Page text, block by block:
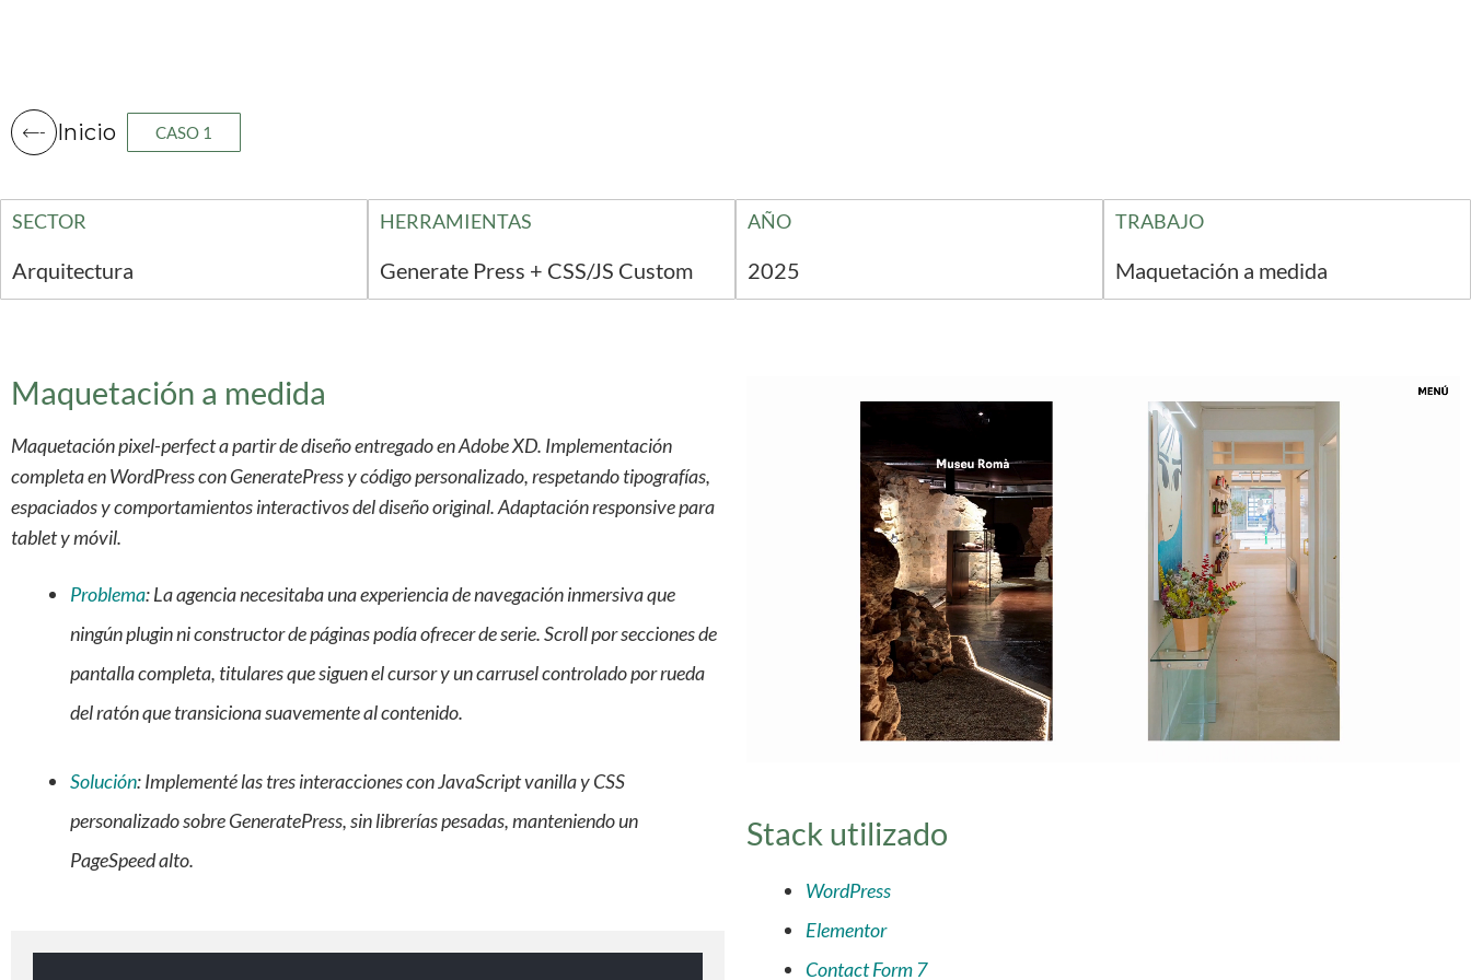
Inicio CASO 1
SECTOR
Arquitectura
HERRAMIENTAS
Generate Press + CSS/JS Custom
AÑO
2025
TRABAJO
Maquetación a medida
Maquetación a medida
Maquetación pixel-perfect a partir de diseño entregado en Adobe XD. Implementación
completa en WordPress con GeneratePress y código personalizado, respetando tipografías,
espaciados y comportamientos interactivos del diseño original. Adaptación responsive para
tablet y móvil.
Problema:La agencia necesitaba una experiencia de navegación inmersiva que
ningún plugin ni constructor de páginas podía ofrecer de serie. Scroll por secciones de
pantalla completa, titulares que siguen el cursor y un carrusel controlado por rueda
del ratón que transiciona suavemente al contenido.
Solución:Implementé las tres interacciones con JavaScript vanilla y CSS
personalizado sobre GeneratePress, sin librerías pesadas, manteniendo un
PageSpeed alto.
Stack utilizado
WordPress
Elementor
Contact Form 7